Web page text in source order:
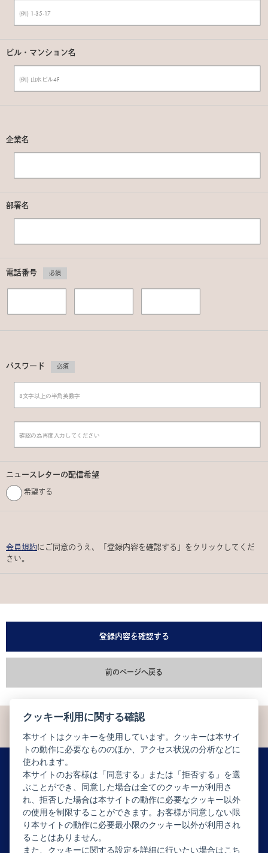
ビル・マンション名
企業名
部署名
電話番号 必須
パスワード 必須
ニュースレターの配信希望
希望する
会員規約にご同意のうえ、「登録内容を確認する」をクリックしてくだ
さい。
登録内容を確認する
前のページへ戻る
ニュースレター配信登録はこちら
クッキー利用に関する確認
本サイトはクッキーを使用しています。クッキーは本サイ
トの動作に必要なもののほか、アクセス状況の分析などに
使われます。
本サイトのお客様は「同意する」または「拒否する」を選
ぶことができ、同意した場合は全てのクッキーが利用さ
れ、拒否した場合は本サイトの動作に必要なクッキー以外
の使用を制限することができます。お客様が同意しない限
り本サイトの動作に必要最小限のクッキー以外が利用され
ることはありません。
また、クッキーに関する設定を詳細に行いたい場合はこち